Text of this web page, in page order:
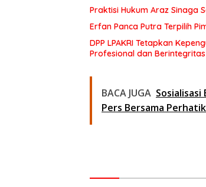
Praktisi Hukum Araz Sinaga
Erfan Panca Putra Terpilih
DPP LPAKRI Tetapkan
Profesional dan Berintegritas
BACA JUGA Sosialisasi
Pers Bersama